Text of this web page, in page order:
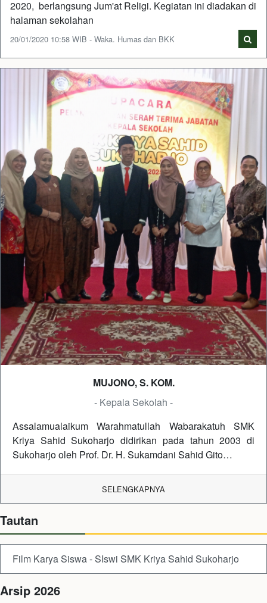
2020, berlangsung Jum'at Religi. Kegiatan ini diadakan di
halaman sekolahan
20/01/2020 10:58 WIB - Waka. Humas dan BKK
MUJONO, S. KOM.
- Kepala Sekolah -
Assalamualaikum Warahmatullah Wabarakatuh SMK
Kriya Sahid Sukoharjo didirikan pada tahun 2003 di
Sukoharjo oleh Prof. Dr. H. Sukamdani Sahid Gito…
SELENGKAPNYA
Tautan
Film Karya Siswa - SIswi SMK Kriya Sahid Sukoharjo
Arsip 2026